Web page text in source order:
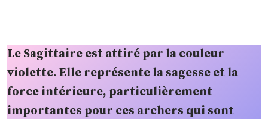
Le Sagittaire est attiré par la couleur
violette. Elle représente la sagesse et la
force intérieure, particulièrement
importantes pour ces archers qui sont